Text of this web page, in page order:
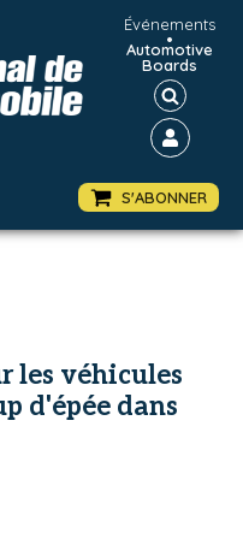
Événements
•
Automotive
Boards
S'ABONNER
les véhicules
d'épée dans